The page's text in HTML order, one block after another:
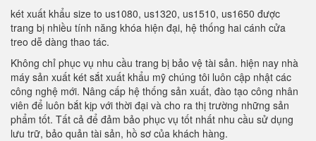
két xuất khẩu size to us1080, us1320, us1510, us1650 được
trang bị nhiều tính năng khóa hiện đại, hệ thống hai cánh cửa
treo dễ dàng thao tác.
Không chỉ phục vụ nhu cầu trang bị bảo vệ tài sản. hiện nay nhà
máy sản xuất két sắt xuất khẩu mỹ chúng tôi luôn cập nhật các
công nghệ mới. Nâng cấp hệ thống sản xuất, đào tạo công nhân
viên để luôn bắt kịp với thời đại và cho ra thị trường những sản
phẩm tốt. Tất cả để đảm bảo phục vụ tốt nhất nhu cầu sử dụng
lưu trữ, bảo quản tài sản, hồ sơ của khách hàng.